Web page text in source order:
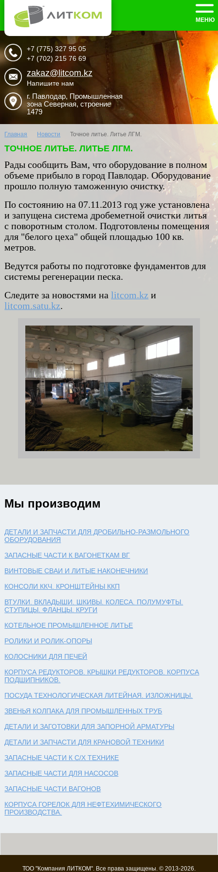
МЕНЮ
+7 (775) 327 95 05
+7 (702) 215 76 69
zakaz@litcom.kz
Напишите нам
г. Павлодар, Промышленная
зона Северная, строение
1479
Главная Новости Точное литье. Литье ЛГМ.
ТОЧНОЕ ЛИТЬЕ. ЛИТЬЕ ЛГМ.
Рады сообщить Вам, что оборудование в полном
объеме прибыло в город Павлодар. Оборудование
прошло полную таможенную очистку.
По состоянию на 07.11.2013 год уже установлена
и запущена система дробеметной очистки литья
с поворотным столом. Подготовлены помещения
для "белого цеха" общей площадью 100 кв.
метров.
Ведутся работы по подготовке фундаментов для
системы регенерации песка.
Следите за новостями наlitcom.kz и
litcom.satu.kz.
Мы производим
ДЕТАЛИ И ЗАПЧАСТИ ДЛЯ ДРОБИЛЬНО-РАЗМОЛЬНОГО
ОБОРУДОВАНИЯ
ЗАПАСНЫЕ ЧАСТИ К ВАГОНЕТКАМ ВГ
ВИНТОВЫЕ СВАИ И ЛИТЫЕ НАКОНЕЧНИКИ
КОНСОЛИ ККЧ. КРОНШТЕЙНЫ ККП
ВТУЛКИ. ВКЛАДЫШИ. ШКИВЫ. КОЛЕСА. ПОЛУМУФТЫ.
СТУПИЦЫ. ФЛАНЦЫ. КРУГИ
КОТЕЛЬНОЕ ПРОМЫШЛЕННОЕ ЛИТЬЕ
РОЛИКИ И РОЛИК-ОПОРЫ
КОЛОСНИКИ ДЛЯ ПЕЧЕЙ
КОРПУСА РЕДУКТОРОВ. КРЫШКИ РЕДУКТОРОВ. КОРПУСА
ПОДШИПНИКОВ.
ПОСУДА ТЕХНОЛОГИЧЕСКАЯ ЛИТЕЙНАЯ. ИЗЛОЖНИЦЫ.
ЗВЕНЬЯ КОЛПАКА ДЛЯ ПРОМЫШЛЕННЫХ ТРУБ
ДЕТАЛИ И ЗАГОТОВКИ ДЛЯ ЗАПОРНОЙ АРМАТУРЫ
ДЕТАЛИ И ЗАПЧАСТИ ДЛЯ КРАНОВОЙ ТЕХНИКИ
ЗАПАСНЫЕ ЧАСТИ К С/Х ТЕХНИКЕ
ЗАПАСНЫЕ ЧАСТИ ДЛЯ НАСОСОВ
ЗАПАСНЫЕ ЧАСТИ ВАГОНОВ
КОРПУСА ГОРЕЛОК ДЛЯ НЕФТЕХИМИЧЕСКОГО
ПРОИЗВОДСТВА.
ТОО "Компания ЛИТКОМ". Все права защищены. © 2013-2026.